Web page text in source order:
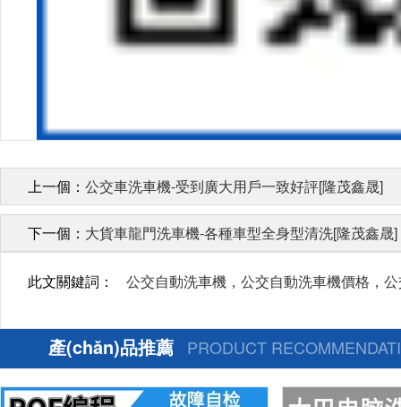
上一個： 公交車洗車機-受到廣大用戶一致好評[隆茂鑫晟]
下一個： 大貨車龍門洗車機-各種車型全身型清洗[隆茂鑫晟]
此文關鍵詞： 公交自動洗車機，公交自動洗車機價格，
產(chǎn)品推薦 PRODUCT